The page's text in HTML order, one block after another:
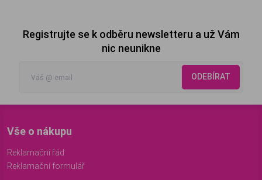
Registrujte se k odběru newsletteru a už Vám
nic neunikne
ODEBÍRAT
Vše o nákupu
Reklamační řád
Reklamační formulář